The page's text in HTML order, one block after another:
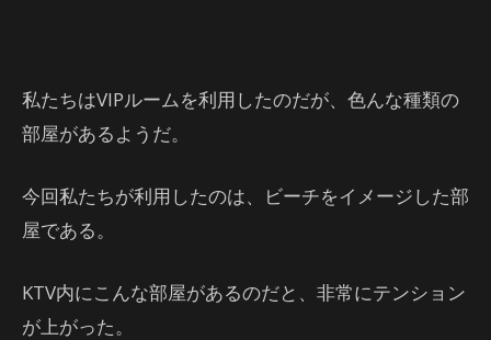
私たちはVIPルームを利用したのだが、色んな種類の
部屋があるようだ。
今回私たちが利用したのは、ビーチをイメージした部
屋である。
KTV内にこんな部屋があるのだと、非常にテンション
が上がった。